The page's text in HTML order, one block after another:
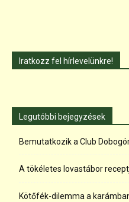
Iratkozz fel hírlevelünkre!
Legutóbbi bejegyzések
Bemutatkozik a Club
A tökéletes lovastábor
Kötőfék-dilemma a